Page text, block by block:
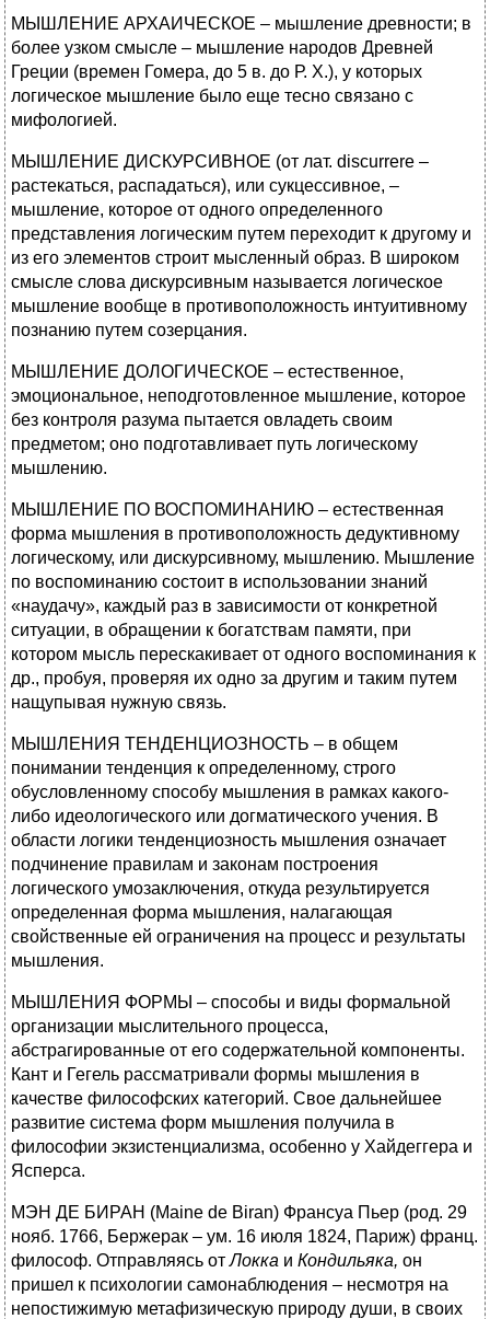
МЫШЛЕНИЕ АРХАИЧЕСКОЕ – мышление древности; в
более узком смысле – мышление народов Древней
Греции (времен Гомера, до 5 в. до Р. X.), у которых
логическое мышление было еще тесно связано с
мифологией.
МЫШЛЕНИЕ ДИСКУРСИВНОЕ (от лат. discurrere –
растекаться, распадаться), или сукцессивное, –
мышление, которое от одного определенного
представления логическим путем переходит к другому и
из его элементов строит мысленный образ. В широком
смысле слова дискурсивным называется логическое
мышление вообще в противоположность интуитивному
познанию путем созерцания.
МЫШЛЕНИЕ ДОЛОГИЧЕСКОЕ – естественное,
эмоциональное, неподготовленное мышление, которое
без контроля разума пытается овладеть своим
предметом; оно подготавливает путь логическому
мышлению.
МЫШЛЕНИЕ ПО ВОСПОМИНАНИЮ – естественная
форма мышления в противоположность дедуктивному
логическому, или дискурсивному, мышлению. Мышление
по воспоминанию состоит в использовании знаний
«наудачу», каждый раз в зависимости от конкретной
ситуации, в обращении к богатствам памяти, при
котором мысль перескакивает от одного воспоминания к
др., пробуя, проверяя их одно за другим и таким путем
нащупывая нужную связь.
МЫШЛЕНИЯ ТЕНДЕНЦИОЗНОСТЬ – в общем
понимании тенденция к определенному, строго
обусловленному способу мышления в рамках какого-
либо идеологического или догматического учения. В
области логики тенденциозность мышления означает
подчинение правилам и законам построения
логического умозаключения, откуда результируется
определенная форма мышления, налагающая
свойственные ей ограничения на процесс и результаты
мышления.
МЫШЛЕНИЯ ФОРМЫ – способы и виды формальной
организации мыслительного процесса,
абстрагированные от его содержательной компоненты.
Кант и Гегель рассматривали формы мышления в
качестве философских категорий. Свое дальнейшее
развитие система форм мышления получила в
философии экзистенциализма, особенно у Хайдеггера и
Ясперса.
МЭН ДЕ БИРАН (Maine de Biran) Франсуа Пьер (род. 29
нояб. 1766, Бержерак – ум. 16 июля 1824, Париж) франц.
философ. Отправляясь отЛокка и Кондильяка, он
пришел к психологии самонаблюдения – несмотря на
непостижимую метафизическую природу души, в своих